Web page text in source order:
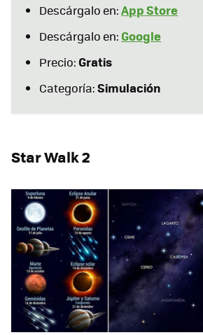
Descárgalo en:App Store
Descárgalo en: Google
Precio:Gratis
Categoría:Simulación
Star Walk 2